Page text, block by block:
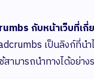
กับหน้าเว็บที่เกี่
เป็นลิงก์ที่น
ามารถนำทางได้อย่าง